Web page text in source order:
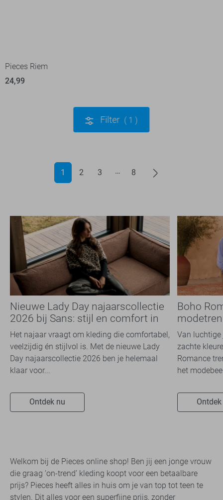
Pieces Riem
24,99
Filter 1
1 2 3 8
Nieuwe Lady Day najaarscollectie
2026 bij Sans: stijl en comfort in
travelkwaliteit
Het najaar vraagt om kleding die comfortabel,
veelzijdig én stijlvol is. Met de nieuwe Lady
Day najaarscollectie 2026 ben je helemaal
klaar voor...
Ontdek nu
Boho
overal
Van luchtige
zachte
Romance
het
Welkom bij de Pieces online shop! Ben jij een jonge vrouw
die graag ‘on-trend’ kleding koopt voor een betaalbare
prijs? Pieces heeft alles in huis om je van top tot teen te
stylen. Dit alles voor een superfijne prijs, zonder